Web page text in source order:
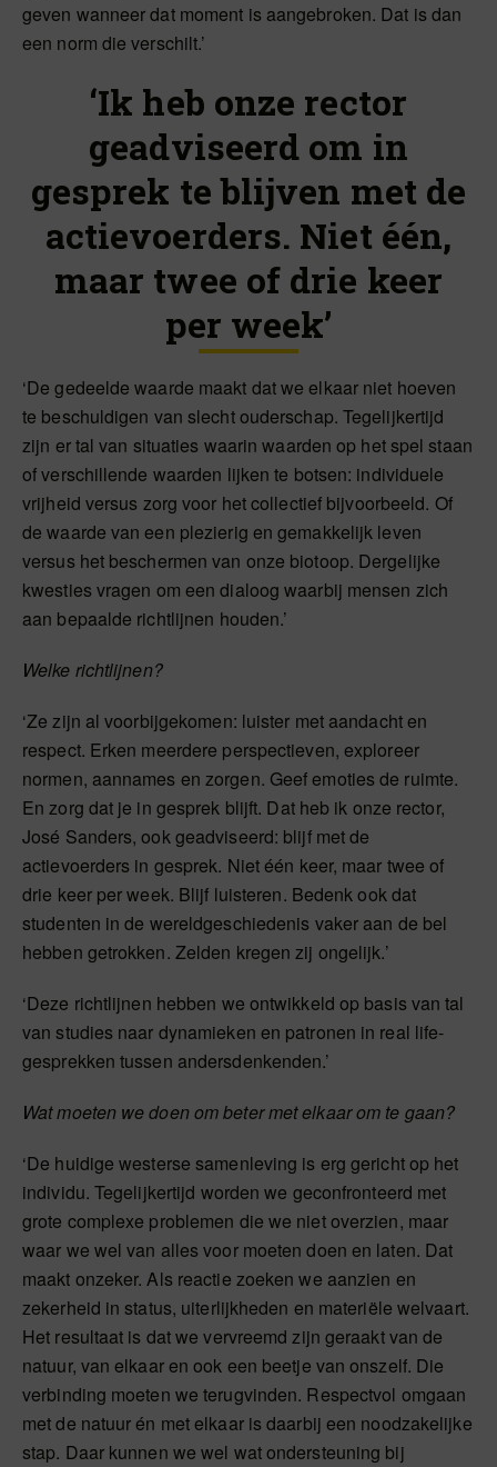
geven wanneer dat moment is aangebroken. Dat is dan
een norm die verschilt.’
‘Ik heb onze rector
geadviseerd om in
gesprek te blijven met de
actievoerders. Niet één,
maar twee of drie keer
per week’
‘De gedeelde waarde maakt dat we elkaar niet hoeven
te beschuldigen van slecht ouderschap. Tegelijkertijd
zijn er tal van situaties waarin waarden op het spel staan
of verschillende waarden lijken te botsen: individuele
vrijheid versus zorg voor het collectief bijvoorbeeld. Of
de waarde van een plezierig en gemakkelijk leven
versus het beschermen van onze biotoop. Dergelijke
kwesties vragen om een dialoog waarbij mensen zich
aan bepaalde richtlijnen houden.’
Welke richtlijnen?
‘Ze zijn al voorbijgekomen: luister met aandacht en
respect. Erken meerdere perspectieven, exploreer
normen, aannames en zorgen. Geef emoties de ruimte.
En zorg dat je in gesprek blijft. Dat heb ik onze rector,
José Sanders, ook geadviseerd: blijf met de
actievoerders in gesprek. Niet één keer, maar twee of
drie keer per week. Blijf luisteren. Bedenk ook dat
studenten in de wereldgeschiedenis vaker aan de bel
hebben getrokken. Zelden kregen zij ongelijk.’
‘Deze richtlijnen hebben we ontwikkeld op basis van tal
van studies naar dynamieken en patronen in real life-
gesprekken tussen andersdenkenden.’
Wat moeten we doen om beter met elkaar om te gaan?
‘De huidige westerse samenleving is erg gericht op het
individu. Tegelijkertijd worden we geconfronteerd met
grote complexe problemen die we niet overzien, maar
waar we wel van alles voor moeten doen en laten. Dat
maakt onzeker. Als reactie zoeken we aanzien en
zekerheid in status, uiterlijkheden en materiële welvaart.
Het resultaat is dat we vervreemd zijn geraakt van de
natuur, van elkaar en ook een beetje van onszelf. Die
verbinding moeten we terugvinden. Respectvol omgaan
met de natuur én met elkaar is daarbij een noodzakelijke
stap. Daar kunnen we wel wat ondersteuning bij